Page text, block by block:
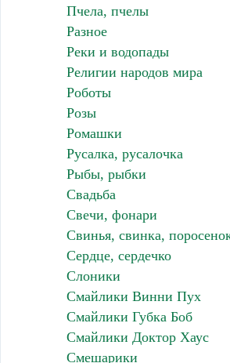
Пчела, пчелы
Разное
Реки и водопады
Религии народов мира
Роботы
Розы
Ромашки
Русалка, русалочка
Рыбы, рыбки
Свадьба
Свечи, фонари
Свинья, свинка,
Сердце, сердечко
Слоники
Смайлики Винни Пух
Смайлики Губка Боб
Смайлики Доктор Хаус
Смешарики